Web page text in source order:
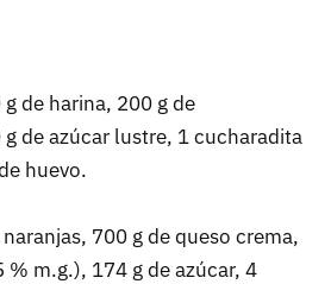
de harina, 200 g de
de azúcar lustre, 1 cucharadita
huevo.
700 g de queso crema,
% m.g.), 174 g de azúcar, 4